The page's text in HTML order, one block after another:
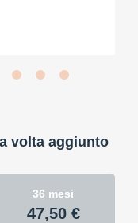
volta aggiunto
36 mesi
47,50 €